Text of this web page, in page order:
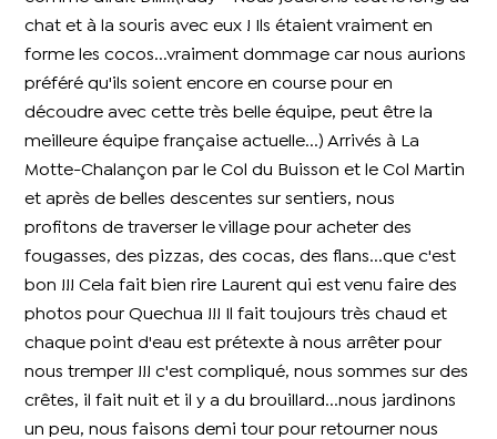
chat et à la souris avec eux ! Ils étaient vraiment en
forme les cocos...vraiment dommage car nous aurions
préféré qu'ils soient encore en course pour en
découdre avec cette très belle équipe, peut être la
meilleure équipe française actuelle...) Arrivés à La
Motte-Chalançon par le Col du Buisson et le Col Martin
et après de belles descentes sur sentiers, nous
profitons de traverser le village pour acheter des
fougasses, des pizzas, des cocas, des flans...que c'est
bon !!! Cela fait bien rire Laurent qui est venu faire des
photos pour Quechua !!! Il fait toujours très chaud et
chaque point d'eau est prétexte à nous arrêter pour
nous tremper !!! c'est compliqué, nous sommes sur des
crêtes, il fait nuit et il y a du brouillard...nous jardinons
un peu, nous faisons demi tour pour retourner nous